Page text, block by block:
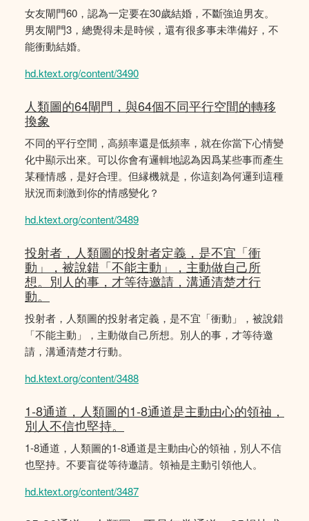
女友閘門60，認為一定要在30歲結婚，不斷強迫男友。
男友閘門3，總覺得未是時候，還有很多事未準備好，不
能衝動結婚。
hd.ktext.org/content/3490
人類圖的64閘門，與64個不同平行空間的轉移
換象
不同的平行空間，高頻率還是低頻率，就在你當下心情變
化中顯示出來。可以你會有邏輯地認為因爲某些事而產生
某種情感，是好合理。但縁機就是，你這刻為何邏到這種
狀況而刺激到你的情感變化？
hd.ktext.org/content/3489
投射者，人類圖的投射者定義，是不宜「衝
動」，被說錯「不能主動」，主動做自己所
想。別人的事，才等待邀請，溝通清楚才行
動。
投射者，人類圖的投射者定義，是不宜「衝動」，被說錯
「不能主動」，主動做自己所想。別人的事，才等待邀
請，溝通清楚才行動。
hd.ktext.org/content/3488
1-8通道，人類圖的1-8通道是主動由心的領䄂，
別人不信也堅持。
1-8通道，人類圖的1-8通道是主動由心的領䄂，別人不信
也堅持。不要盲從等待邀請。領袖是主動引領他人。
hd.ktext.org/content/3487